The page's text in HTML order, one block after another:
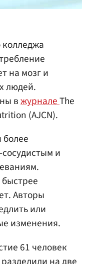
колледжа
на мозг и
людей.
вжурналеThe
(AJCN).
более
и
Авторы
или
изменения.
61 человек